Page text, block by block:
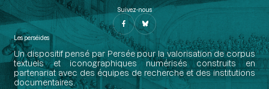
Suivez-nous
Les perséides
Un dispositif pensé par Persée pour la valorisation de corpus
textuels et iconographiques numérisés construits en
partenariat avec des équipes de recherche et des institutions
documentaires.